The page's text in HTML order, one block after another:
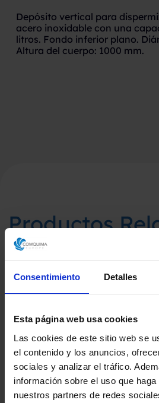
Consentimiento Detalles
Esta página web usa cookies
Las cookies de este sitio web se
el contenido y los anuncios,
sociales y analizar el tráfico.
información sobre el uso que
nuestros partners de redes
Depósito vertical para
acero inoxidable con una
litros. Fondo inferior plano.
Altura del cuerpo: 1000 mm.
Productos